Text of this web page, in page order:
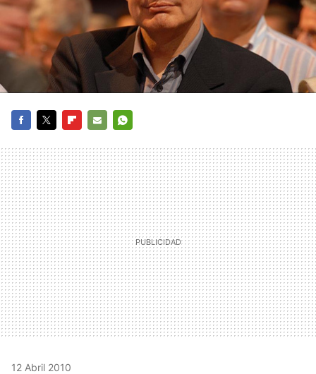
MAIL
12 Abril 2010